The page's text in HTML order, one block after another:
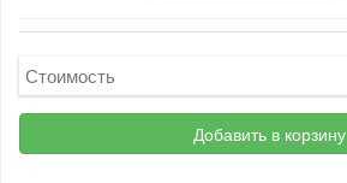
Стоимость
Добавить в корзину